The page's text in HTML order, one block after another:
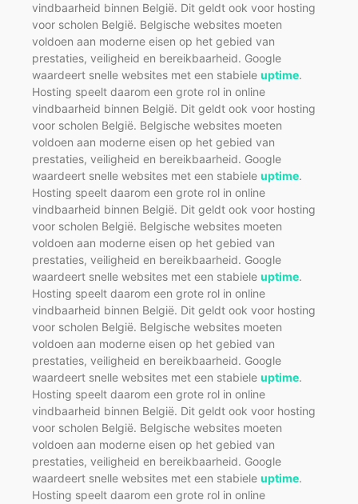
vindbaarheid binnen België. Dit geldt ook voor hosting
voor scholen België. Belgische websites moeten
voldoen aan moderne eisen op het gebied van
prestaties, veiligheid en bereikbaarheid. Google
waardeert snelle websites met een stabiele uptime.
Hosting speelt daarom een grote rol in online
vindbaarheid binnen België. Dit geldt ook voor hosting
voor scholen België. Belgische websites moeten
voldoen aan moderne eisen op het gebied van
prestaties, veiligheid en bereikbaarheid. Google
waardeert snelle websites met een stabiele uptime.
Hosting speelt daarom een grote rol in online
vindbaarheid binnen België. Dit geldt ook voor hosting
voor scholen België. Belgische websites moeten
voldoen aan moderne eisen op het gebied van
prestaties, veiligheid en bereikbaarheid. Google
waardeert snelle websites met een stabiele uptime.
Hosting speelt daarom een grote rol in online
vindbaarheid binnen België. Dit geldt ook voor hosting
voor scholen België. Belgische websites moeten
voldoen aan moderne eisen op het gebied van
prestaties, veiligheid en bereikbaarheid. Google
waardeert snelle websites met een stabiele uptime.
Hosting speelt daarom een grote rol in online
vindbaarheid binnen België. Dit geldt ook voor hosting
voor scholen België. Belgische websites moeten
voldoen aan moderne eisen op het gebied van
prestaties, veiligheid en bereikbaarheid. Google
waardeert snelle websites met een stabiele uptime.
Hosting speelt daarom een grote rol in online